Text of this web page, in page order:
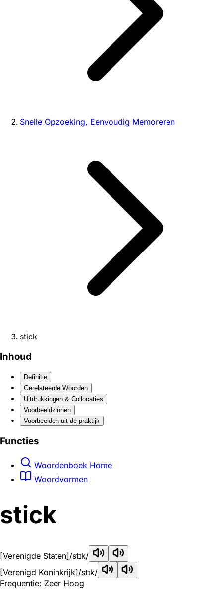
Snelle Opzoeking, Eenvoudig Memoreren
stick
Inhoud
Definitie
Gerelateerde Woorden
Uitdrukkingen & Collocaties
Voorbeeldzinnen
Voorbeelden uit de praktijk
Functies
Woordenboek Home
Woordvormen
stick
[Verenigde Staten]/stɪk/
[Verenigd Koninkrijk]/stɪk/
Frequentie: Zeer Hoog